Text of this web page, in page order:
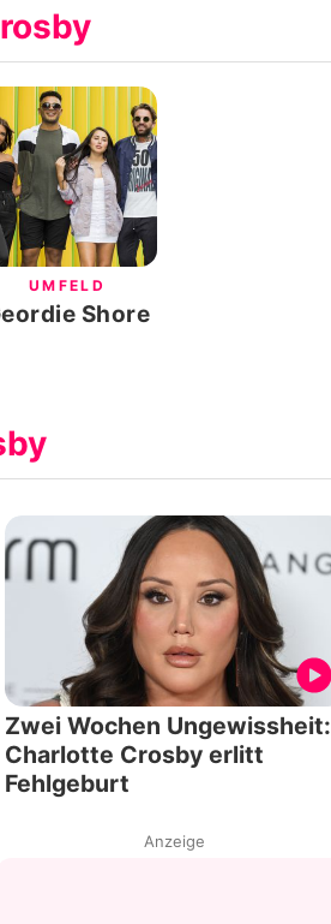
UMFELD
Shore
Zwei Wochen Ungewissheit:
Charlotte Crosby erlitt
Fehlgeburt
Anzeige